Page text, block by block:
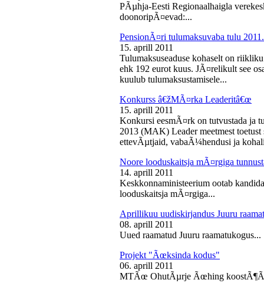
PÃµhja-Eesti Regionaalhaigla
doonoripÃ¤evad:...
PensionÃ¤ri tulumaksuvaba tulu
15. aprill 2011
Tulumaksuseaduse kohaselt on
ehk 192 eurot kuus. JÃ¤relikult see
kuulub tulumaksustamisele...
Konkurss â€žMÃ¤rka Leaderitâ€œ
15. aprill 2011
Konkursi eesmÃ¤rk on tutvustada ja
2013 (MAK) Leader meetmest
ettevÃµtjaid, vabaÃ¼hendusi ja
Noore looduskaitsja mÃ¤rgiga
14. aprill 2011
Keskkonnaministeerium ootab
looduskaitsja mÃ¤rgiga...
Aprillikuu uudiskirjandus Juuru
08. aprill 2011
Uued raamatud Juuru raamatukogus...
Projekt "Ãœksinda kodus"
06. aprill 2011
MTÃœ OhutÃµrje Ãœhing